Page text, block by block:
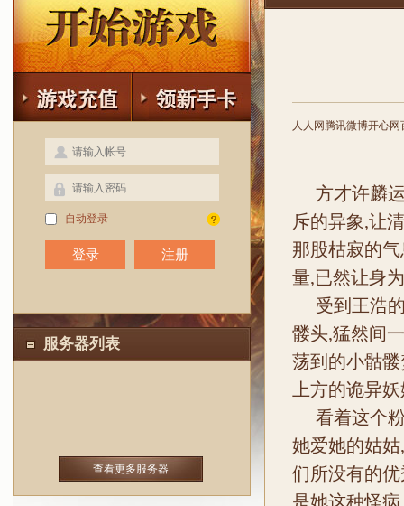
自动登录
注册
服务器列表
查看更多服务器
人人网 腾讯微博开心网
方才许麟
斥的异象,让
那股枯寂的
量,已然让身
受到王浩
髅头,猛然间
荡到的小骷
上方的诡异
看着这个
她爱她的姑
们所没有的
是她这种怪